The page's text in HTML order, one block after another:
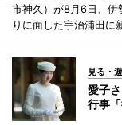
市神久）が8月6日、伊
りに面した宇治浦田に
見る・
愛子
行事